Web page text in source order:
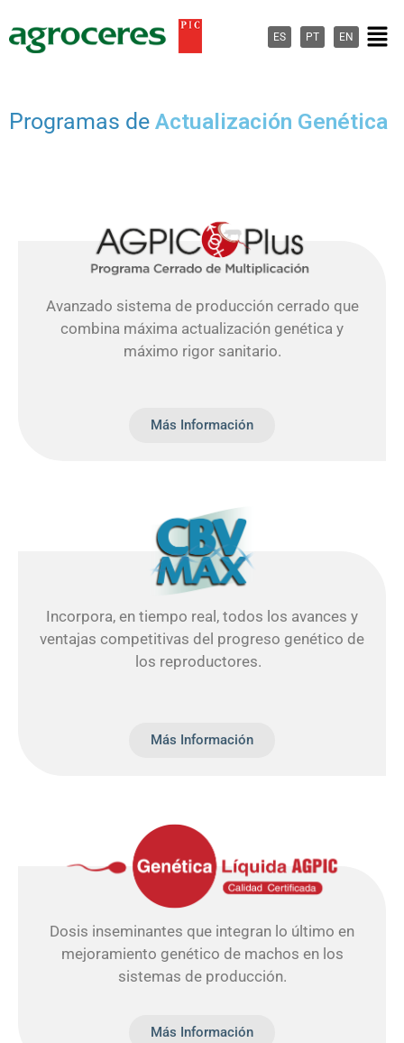
al
contenido
ES PT EN
Programas de Actualización Genética
Avanzado sistema de producción cerrado que
combina máxima actualización genética y
máximo rigor sanitario.
Más Información
Incorpora, en tiempo real, todos los avances y
ventajas competitivas del progreso genético de
los reproductores.
Más Información
Dosis inseminantes que integran lo último en
mejoramiento genético de machos en los
sistemas de producción.
Más Información